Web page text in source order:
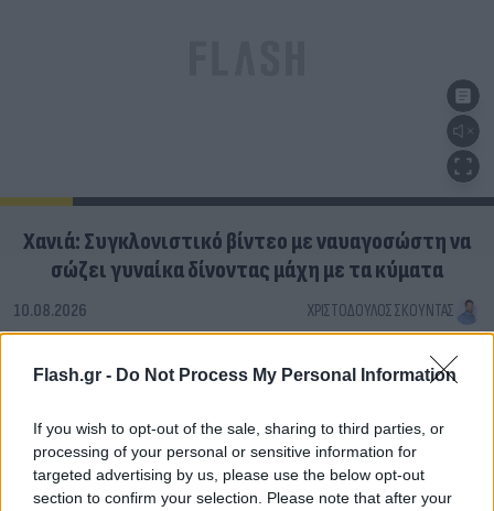
Flash.gr - Do Not Process My Personal Information
If you wish to opt-out of the sale, sharing to third parties, or
processing of your personal or sensitive information for
targeted advertising by us, please use the below opt-out
section to confirm your selection. Please note that after your
Χανιά: Συγκλονιστικό βίντεο με ναυαγοσώστη να
σώζει γυναίκα δίνοντας μάχη με τα κύματα
10.08.2026 ΧΡΙΣΤΌΔΟΥΛΟΣ ΣΚΟΎΝΤΑΣ